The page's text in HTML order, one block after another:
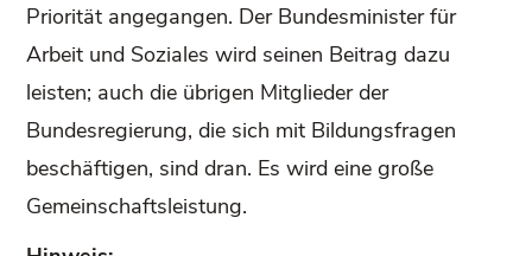
Priorität angegangen. Der Bundesminister für
Arbeit und Soziales wird seinen Beitrag dazu
leisten; auch die übrigen Mitglieder der
Bundesregierung, die sich mit Bildungsfragen
beschäftigen, sind dran. Es wird eine große
Gemeinschaftsleistung.